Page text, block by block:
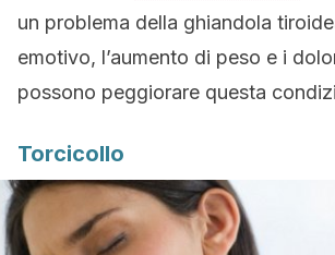
un problema della ghiandola
emotivo, l’aumento di peso e i
possono peggiorare questa
Torcicollo